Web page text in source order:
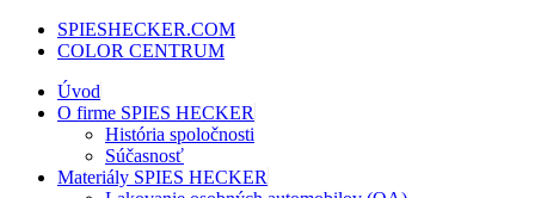
SPIESHECKER.COM
COLOR CENTRUM
Úvod
O firme SPIES HECKER
História spoločnosti
Súčasnosť
Materiály SPIES HECKER